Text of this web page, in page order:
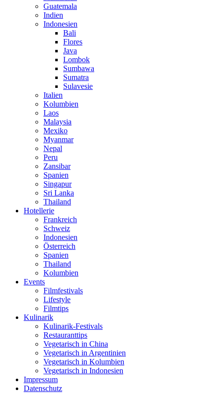
Guatemala
Indien
Indonesien
Bali
Flores
Java
Lombok
Sumbawa
Sumatra
Sulavesie
Italien
Kolumbien
Laos
Malaysia
Mexiko
Myanmar
Nepal
Peru
Zansibar
Spanien
Singapur
Sri Lanka
Thailand
Hotellerie
Frankreich
Schweiz
Indonesien
Österreich
Spanien
Thailand
Kolumbien
Events
Filmfestivals
Lifestyle
Filmtips
Kulinarik
Kulinarik-Festivals
Restauranttips
Vegetarisch in China
Vegetarisch in Argentinien
Vegetarisch in Kolumbien
Vegetarisch in Indonesien
Impressum
Datenschutz